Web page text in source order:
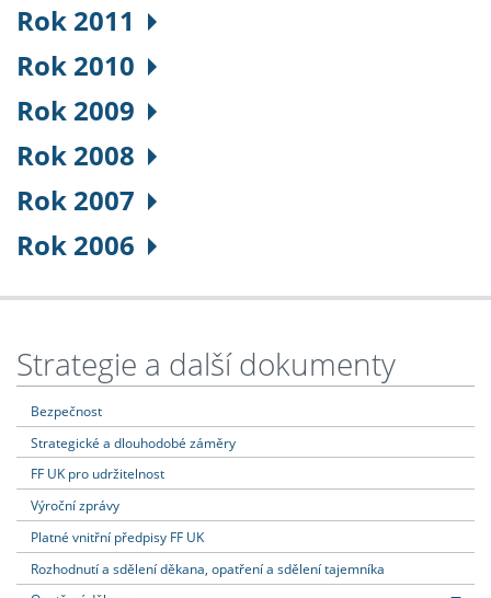
Rok 2011
Rok 2010
Rok 2009
Rok 2008
Rok 2007
Rok 2006
Strategie a další dokumenty
Bezpečnost
Strategické a dlouhodobé záměry
FF UK pro udržitelnost
Výroční zprávy
Platné vnitřní předpisy FF UK
Rozhodnutí a sdělení děkana, opatření a sdělení tajemníka